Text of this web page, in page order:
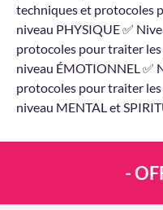
techniques et protocoles
niveau PHYSIQUE ✅
protocoles pour traiter
niveau ÉMOTIONNEL ✅
protocoles pour traiter
niveau MENTAL et
-